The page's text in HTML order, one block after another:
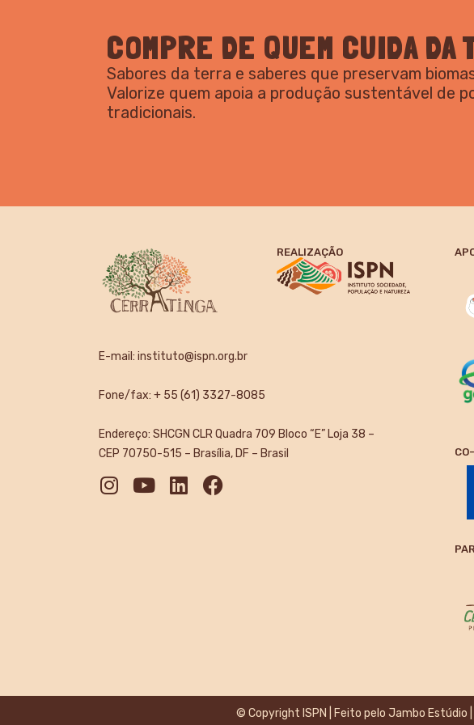
COMPRE DE QUEM CUIDA DA
Sabores da terra e saberes que preservam
Valorize quem apoia a produção sustentável de
tradicionais.
REALIZAÇÃO
E-mail: instituto@ispn.org.br
Fone/fax: + 55 (61) 3327-8085
Endereço: SHCGN CLR Quadra 709 Bloco “E” Loja 38 –
CEP 70750-515 – Brasília, DF – Brasil
© Copyright ISPN | Feito pelo Jambo Estúdio